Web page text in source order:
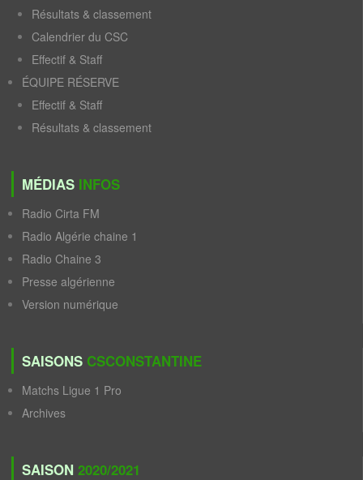
Résultats & classement
Calendrier du CSC
Effectif & Staff
ÉQUIPE RÉSERVE
Effectif & Staff
Résultats & classement
MÉDIAS INFOS
Radio Cirta FM
Radio Algérie chaine 1
Radio Chaine 3
Presse algérienne
Version numérique
SAISONS CSCONSTANTINE
Matchs Ligue 1 Pro
Archives
SAISON 2020/2021